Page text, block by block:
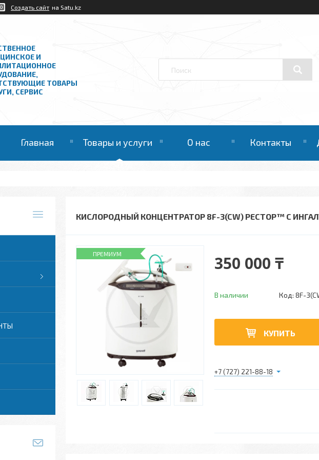
Создать сайт на Satu.kz
И
ТОВАРЫ
СЕРВИС
Главная Товары и услуги О нас Контакты
КИСЛОРОДНЫЙ КОНЦЕНТРАТОР 8F-3(CW) РЕСТОР™ С
ПРЕМИУМ 350 000 ₸
В наличии Код: 8F-
КУПИТЬ
+7 (727) 221-88-18